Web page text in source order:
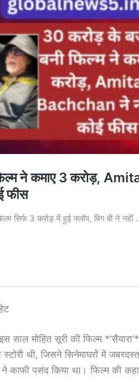
मोहित सूरी की फिल्म
थी, जिसने सिनेमाघरों में
काफी पसंद किया था। फिल्म की